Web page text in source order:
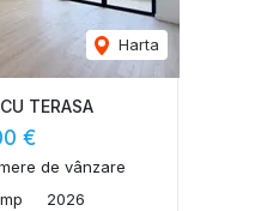
Harta
TERASA
€
de vânzare
2026